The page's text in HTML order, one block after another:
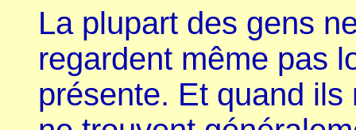
La plupart des gens
regardent même pas
présente. Et quand